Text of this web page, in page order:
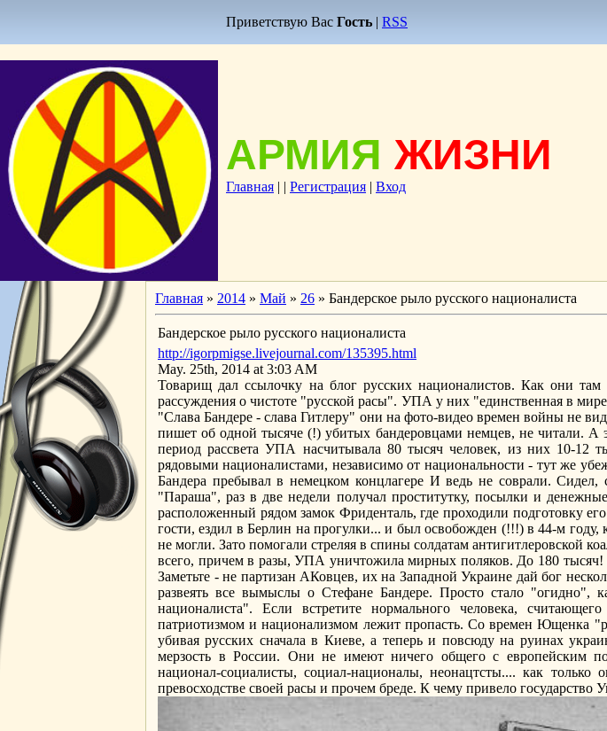
Приветствую Вас Гость | RSS
АРМИЯ ЖИЗНИ
Главная | | Регистрация | Вход
Главная » 2014 » Май » 26 » Бандерское рыло русского националиста
Бандерское рыло русского националиста
http://igorpmigse.livejournal.com/135395.html
May. 25th, 2014 at 3:03 AM
Товарищ дал ссылочку на блог русских националистов. Как они
рассуждения о чистоте "русской расы". УПА у них "единственная в
"Слава Бандере - слава Гитлеру" они на фото-видео времен войны не
пишет об одной тысяче (!) убитых бандеровцами немцев, не читали.
период рассвета УПА насчитывала 80 тысяч человек, из них 10-12
рядовыми националистами, независимо от национальности - тут же
Бандера пребывал в немецком концлагере И ведь не соврали. Сидел,
"Параша", раз в две недели получал проститутку, посылки и
расположенный рядом замок Фриденталь, где проходили подготовку
гости, ездил в Берлин на прогулки... и был освобожден (!!!) в 44-м
не могли. Зато помогали стреляя в спины солдатам антигитлеровской
всего, причем в разы, УПА уничтожила мирных поляков. До 180
Заметьте - не партизан АКовцев, их на Западной Украине дай бог
развеять все вымыслы о Стефане Бандере. Просто стало "огидно",
националиста". Если встретите нормального человека,
патриотизмом и национализмом лежит пропасть. Со времен Ющенка
убивая русских сначала в Киеве, а теперь и повсюду на руинах
мерзость в России. Они не имеют ничего общего с европейским
национал-социалисты, социал-националы, неонацтсты.... как
превосходстве своей расы и прочем бреде. К чему привело государство